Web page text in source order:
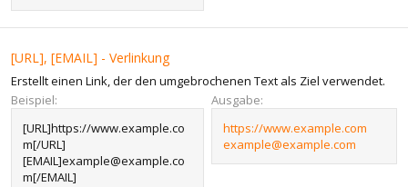
[URL], [EMAIL] - Verlinkung
Erstellt einen Link, der den umgebrochenen Text als Ziel verwendet.
Beispiel:
[URL]https://www.example.co
m[/URL]
[EMAIL]example@example.co
m[/EMAIL]
Ausgabe:
https://www.example.com
example@example.com